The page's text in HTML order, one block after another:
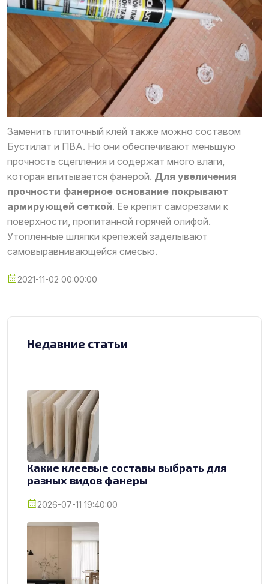
Заменить плиточный клей также можно составом
Бустилат и ПВА. Но они обеспечивают меньшую
прочность сцепления и содержат много влаги,
которая впитывается фанерой. Для увеличения
прочности фанерное основание покрывают
армирующей сеткой. Ее крепят саморезами к
поверхности, пропитанной горячей олифой.
Утопленные шляпки крепежей заделывают
самовыравнивающейся смесью.
2021-11-02 00:00:00
Недавние статьи
Какие клеевые составы выбрать для
разных видов фанеры
2026-07-11 19:40:00